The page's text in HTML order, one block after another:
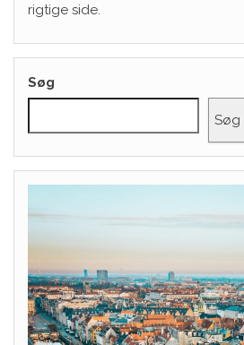
rigtige side.
Søg
Søg